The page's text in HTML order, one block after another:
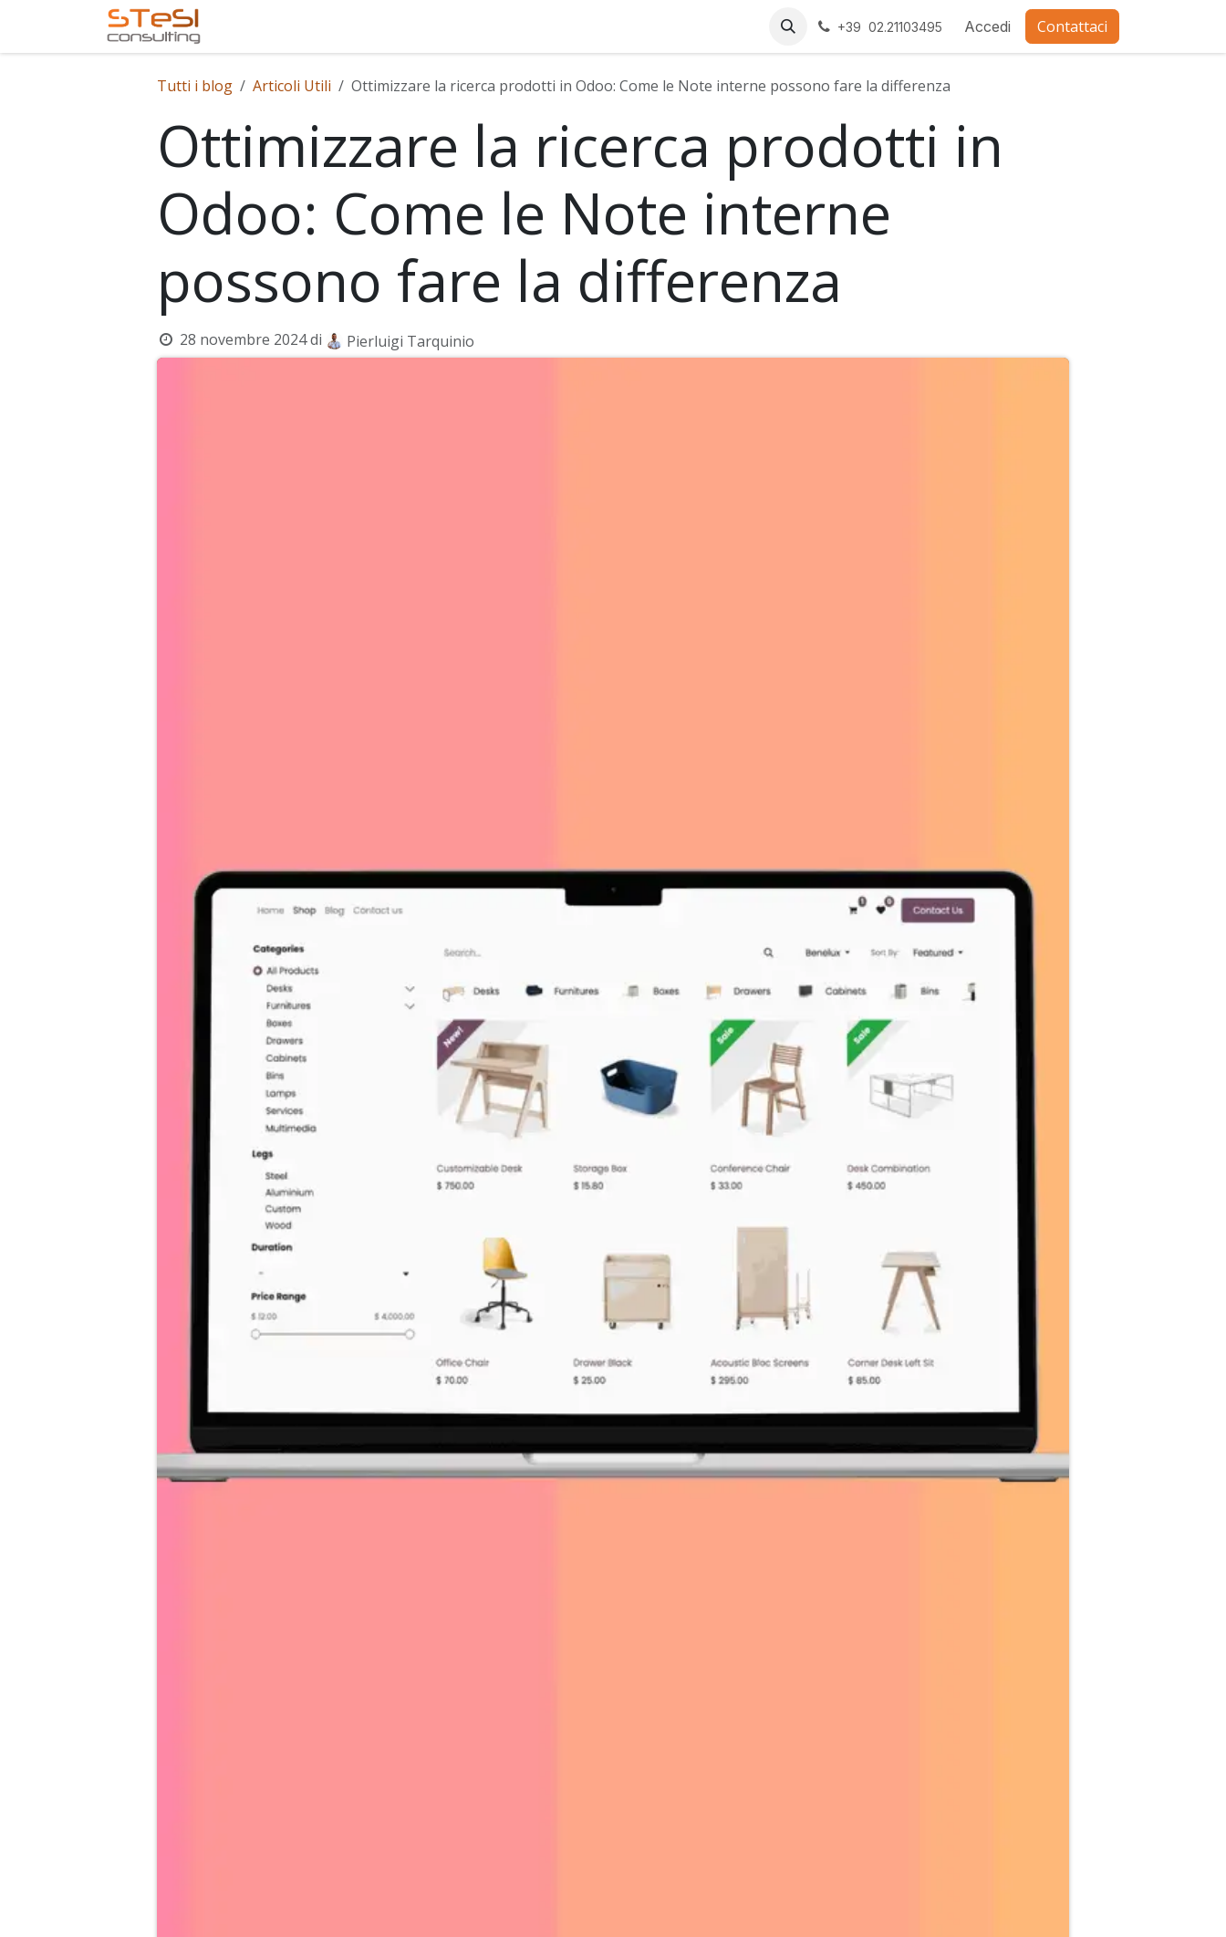
Passa al contenuto
Lavora con noi+39 02.21103495 Accedi Contattaci
Tutti i blog Articoli Utili Ottimizzare la ricerca prodotti in Odoo: Come le Note interne possono fare la differenza
Ottimizzare la ricerca prodotti in
Odoo: Come le Note interne
possono fare la differenza
28 novembre 2024 di Pierluigi Tarquinio